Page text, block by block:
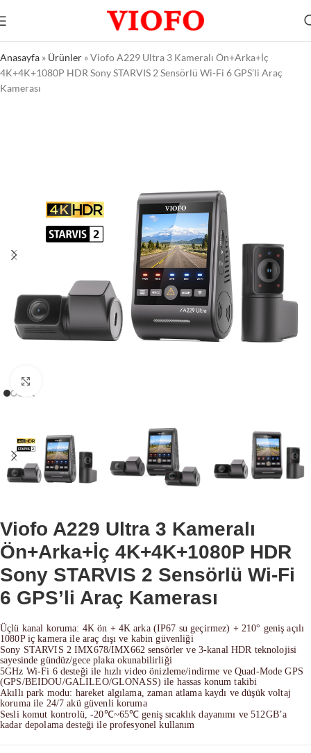
Anasayfa » Ürünler »Viofo A229 Ultra 3 Kameralı Ön+Arka+İç
4K+4K+1080P HDR Sony STARVIS 2 Sensörlü Wi-Fi 6 GPS’li Araç
Kamerası
Viofo A229 Ultra 3 Kameralı
Ön+Arka+İç 4K+4K+1080P HDR
Sony STARVIS 2 Sensörlü Wi-Fi
6 GPS’li Araç Kamerası
Üçlü kanal koruma: 4K ön + 4K arka (IP67 su geçirmez) + 210° geniş açılı
1080P iç kamera ile araç dışı ve kabin güvenliği
Sony STARVIS 2 IMX678/IMX662 sensörler ve 3‑kanal HDR teknolojisi
sayesinde gündüz/gece plaka okunabilirliği
5GHz Wi‑Fi 6 desteği ile hızlı video önizleme/indirme ve Quad‑Mode GPS
(GPS/BEIDOU/GALILEO/GLONASS) ile hassas konum takibi
Akıllı park modu: hareket algılama, zaman atlama kaydı ve düşük voltaj
koruma ile 24/7 akü güvenli koruma
Sesli komut kontrolü, -20℃~65℃ geniş sıcaklık dayanımı ve 512GB’a
kadar depolama desteği ile profesyonel kullanım